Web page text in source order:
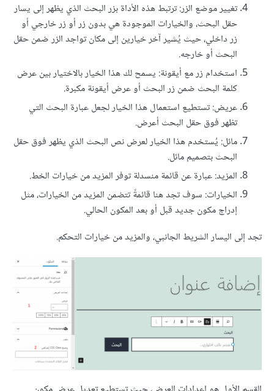
تغيير موضع الزر: ترتبط هذه الأداة بزر البحث الذي يظهر إلى يسار
حقل البحث، والخيارات الموجودة هي بدون زر أو زر خارجي أو
زر داخلي، حيث يُشير آخر خيارين إلى مكان تواجد الزر ضمن حقل
البحث أو خارجه.
استخدام زر مع أيقونة: يسمح لك هذا الخيار بالاختيار بين عرض
كلمة البحث ضمن زر البحث أو عرض أيقونة مكبرة.
عريض: تستطيع استعمال هذا الخيار لجعل عبارة البحث التي
تظهر فوق حقل البحث أعرض.
مائل: يُستخدم هذا الخيار لعرض نص البحث الذي يظهر فوق حقل
البحث بتصميم مائل.
المزيد: عبارة عن قائمة منسدلة توفر المزيد من خيارات الخط.
الخيارات: سوف تجد هنا قائمةً تتضمن المزيد من الخيارات، مثل
إدراج مكون جديد قبل أو بعد المكون الحالي.
تجد إلى اليسار الشريط الجانبي، والمزيد من خيارات التحكم.